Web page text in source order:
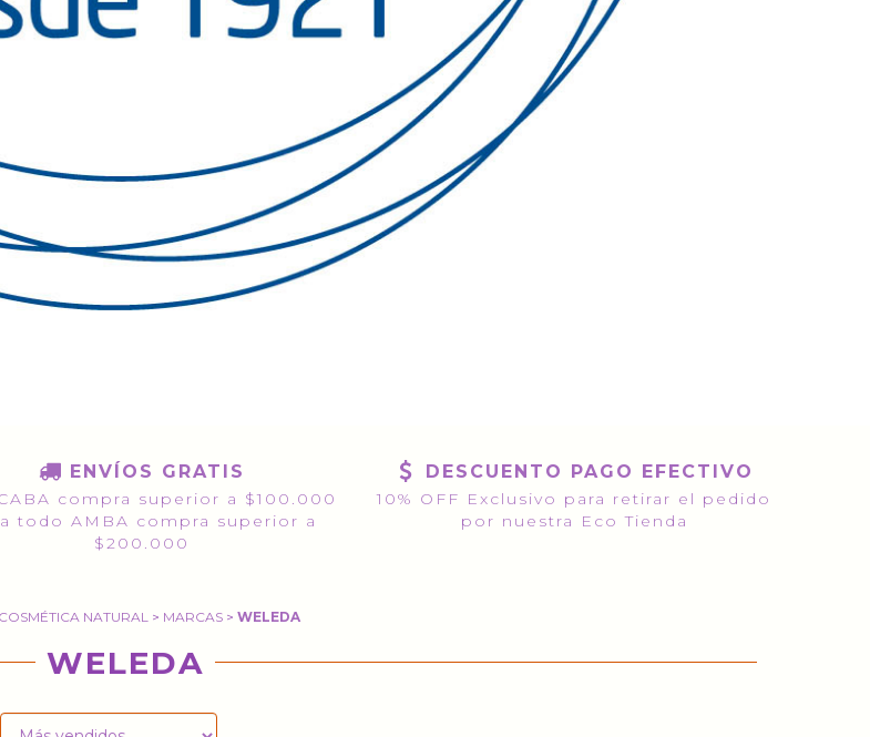
ENVÍOS GRATIS
compra superior a $100.000
todo AMBA compra superior a
$200.000
DESCUENTO PAGO EFECTIVO
10% OFF Exclusivo para retirar el pedido
por nuestra Eco Tienda
COSMÉTICA NATURAL > MARCAS > WELEDA
WELEDA